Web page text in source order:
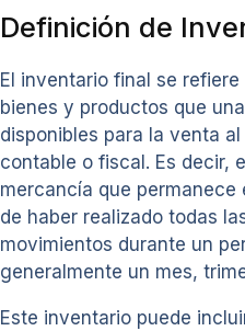
Definición de
El inventario final se
bienes y productos que
disponibles para la venta
contable o fiscal. Es decir,
mercancía que permanece
de haber realizado todas
movimientos durante un
generalmente un mes,
Este inventario puede